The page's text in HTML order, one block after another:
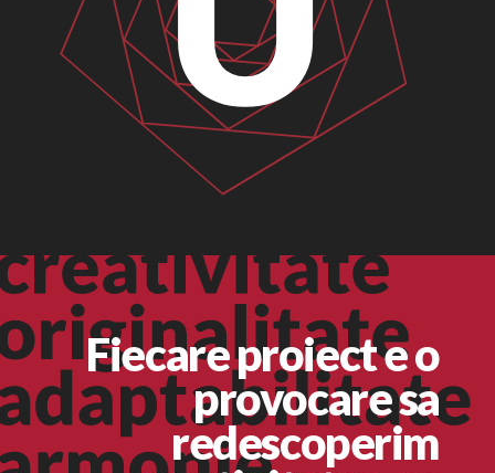
Fiecare proiect e o
provocare sa
redescoperim